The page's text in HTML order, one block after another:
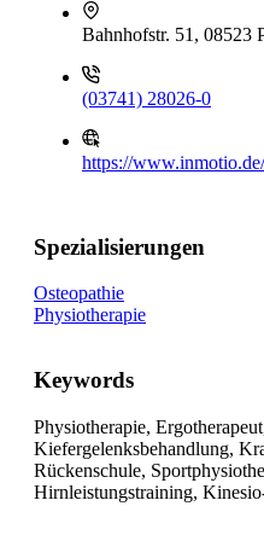
Bahnhofstr. 51, 08523
(03741) 28026-0
https://
Spezialisierungen
Osteopathie
Physiotherapie
Keywords
Physiotherapie,
Kiefergelenksbehandlung,
Rückenschule,
Hirnleistungstraining,